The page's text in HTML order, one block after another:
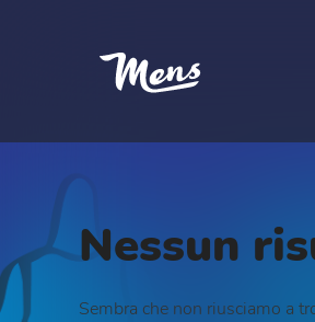
Nessun
Sembra che non riusciamo a